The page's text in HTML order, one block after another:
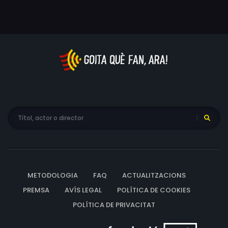
METODOLOGIA FAQ
ACTUALITZACIONS
PREMSA
AVÍS LEGAL
POLÍTICA DE COOKIES
POLÍTICA DE PRIVACITAT